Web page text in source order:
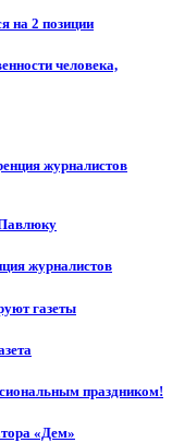
на 2 позиции
человека,
журналистов
журналистов
газеты
праздником!
«Дем»